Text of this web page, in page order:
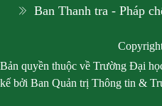
Ban Thanh tra - Pháp
Bản quyền thuộc về Trường Đại
kế bởi Ban Quản trị Thông tin &